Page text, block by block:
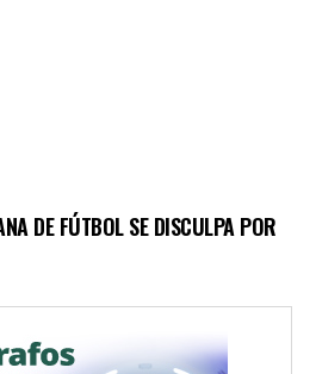
DE FÚTBOL SE DISCULPA POR